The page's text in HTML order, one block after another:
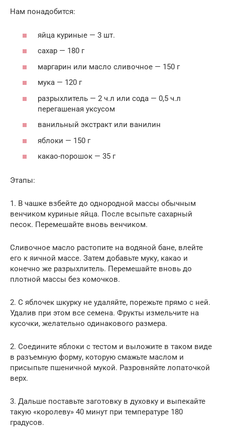
Нам понадобится:
яйца куриные — 3 шт.
сахар — 180 г
маргарин или масло сливочное — 150 г
мука — 120 г
разрыхлитель — 2 ч.л или сода — 0,5 ч.л
перегашеная уксусом
ванильный экстракт или ванилин
яблоки — 150 г
какао-порошок — 35 г
Этапы:
1. В чашке взбейте до однородной массы обычным
венчиком куриные яйца. После всыпьте сахарный
песок. Перемешайте вновь венчиком.
Сливочное масло растопите на водяной бане, влейте
его к яичной массе. Затем добавьте муку, какао и
конечно же разрыхлитель. Перемешайте вновь до
плотной массы без комочков.
2. С яблочек шкурку не удаляйте, порежьте прямо с ней.
Удалив при этом все семена. Фрукты измельчите на
кусочки, желательно одинакового размера.
2. Соедините яблоки с тестом и выложите в таком виде
в разъемную форму, которую смажьте маслом и
присыпьте пшеничной мукой. Разровняйте лопаточкой
верх.
3. Дальше поставьте заготовку в духовку и выпекайте
такую «королеву» 40 минут при температуре 180
градусов.